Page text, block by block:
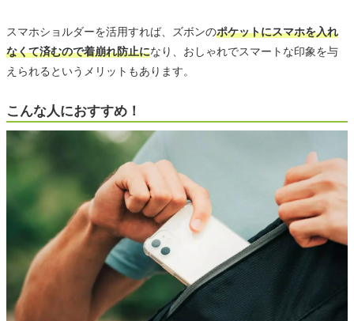
スマホショルダーを活用すれば、ズボンのポケットにスマホを入れ
なくて済むので着崩れ防止になり、おしゃれでスマートな印象を与
えられるというメリットもあります。
こんな人におすすめ！